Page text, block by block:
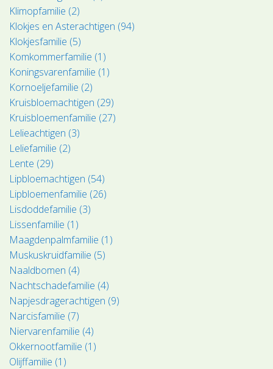
Klimopfamilie (2)
Klokjes en Asterachtigen (94)
Klokjesfamilie (5)
Komkommerfamilie (1)
Koningsvarenfamilie (1)
Kornoeljefamilie (2)
Kruisbloemachtigen (29)
Kruisbloemenfamilie (27)
Lelieachtigen (3)
Leliefamilie (2)
Lente (29)
Lipbloemachtigen (54)
Lipbloemenfamilie (26)
Lisdoddefamilie (3)
Lissenfamilie (1)
Maagdenpalmfamilie (1)
Muskuskruidfamilie (5)
Naaldbomen (4)
Nachtschadefamilie (4)
Napjesdragerachtigen (9)
Narcisfamilie (7)
Niervarenfamilie (4)
Okkernootfamilie (1)
Olijffamilie (1)